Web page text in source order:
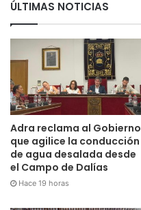
ÚLTIMAS NOTICIAS
Adra reclama al Gobierno
que agilice la conducción
de agua desalada desde
el Campo de Dalías
Hace 19 horas